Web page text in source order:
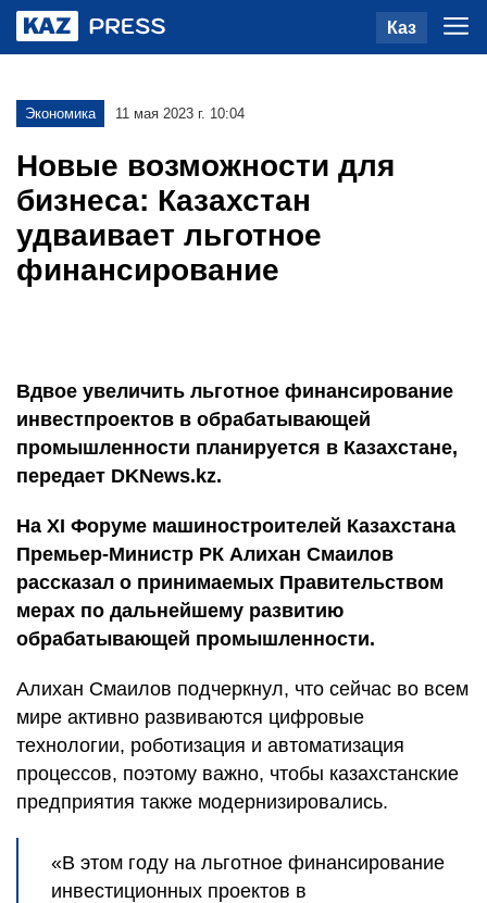
Каз
Экономика 11 мая 2023 г. 10:04
Новые возможности для
бизнеса: Казахстан
удваивает льготное
финансирование
Вдвое увеличить льготное финансирование
инвестпроектов в обрабатывающей
промышленности планируется в Казахстане,
передает DKNews.kz.
На XI Форуме машиностроителей Казахстана
Премьер-Министр РК Алихан Смаилов
рассказал о принимаемых Правительством
мерах по дальнейшему развитию
обрабатывающей промышленности.
Алихан Смаилов подчеркнул, что сейчас во всем
мире активно развиваются цифровые
технологии, роботизация и автоматизация
процессов, поэтому важно, чтобы казахстанские
предприятия также модернизировались.
«В этом году на льготное финансирование
инвестиционных проектов в